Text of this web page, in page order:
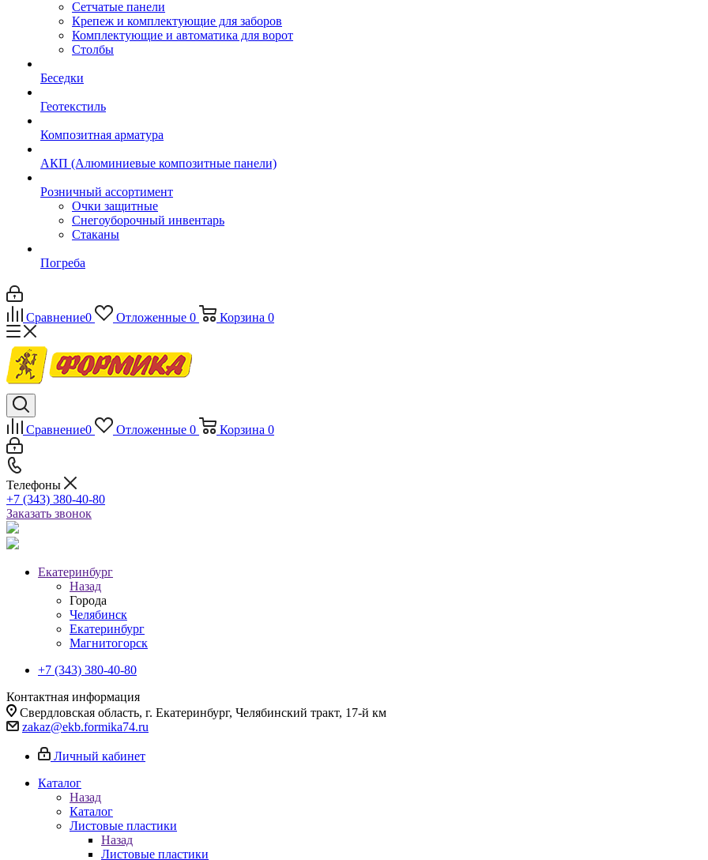
Сетчатые панели
Крепеж и комплектующие для заборов
Комплектующие и автоматика для ворот
Столбы
Беседки
Геотекстиль
Композитная арматура
АКП (Алюминиевые композитные панели)
Розничный ассортимент
Очки защитные
Снегоуборочный инвентарь
Стаканы
Погреба
Сравнение0 Отложенные 0 Корзина 0
Сравнение0 Отложенные 0 Корзина 0
Телефоны
+7 (343) 380-40-80
Заказать звонок
Екатеринбург
Назад
Города
Челябинск
Екатеринбург
Магнитогорск
+7 (343) 380-40-80
Контактная информация
Свердловская область, г. Екатеринбург, Челябинский тракт, 17-й км
zakaz@ekb.formika74.ru
Личный кабинет
Каталог
Назад
Каталог
Листовые пластики
Назад
Листовые пластики